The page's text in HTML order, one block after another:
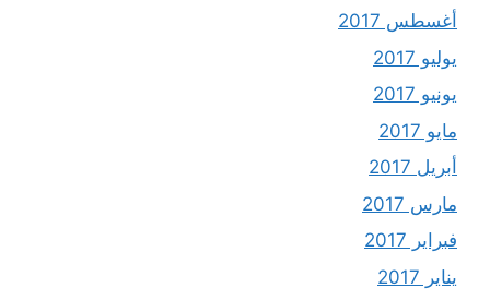
أغسطس 2017
يوليو 2017
يونيو 2017
مايو 2017
أبريل 2017
مارس 2017
فبراير 2017
يناير 2017